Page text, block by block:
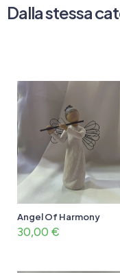
Dalla stessa
Angel Of Harmony
30,00 €